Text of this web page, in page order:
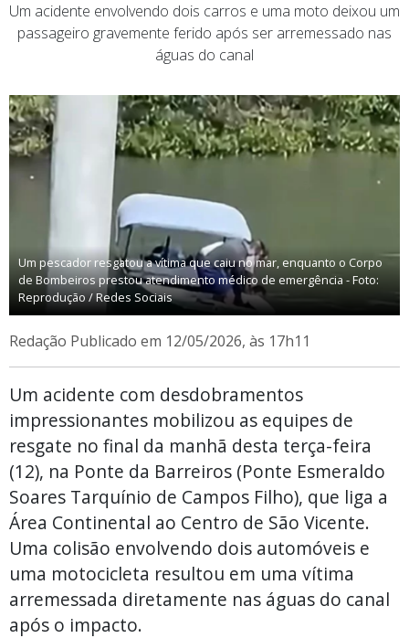
Um acidente envolvendo dois carros e uma moto deixou um
passageiro gravemente ferido após ser arremessado nas
águas do canal
Um pescador resgatou a vítima que caiu no mar, enquanto o Corpo
de Bombeiros prestou atendimento médico de emergência - Foto:
Reprodução / Redes Sociais
Redação Publicado em 12/05/2026, às 17h11
Um acidente com desdobramentos
impressionantes mobilizou as equipes de
resgate no final da manhã desta terça-feira
(12), na Ponte da Barreiros (Ponte Esmeraldo
Soares Tarquínio de Campos Filho), que liga a
Área Continental ao Centro de São Vicente.
Uma colisão envolvendo dois automóveis e
uma motocicleta resultou em uma vítima
arremessada diretamente nas águas do canal
após o impacto.